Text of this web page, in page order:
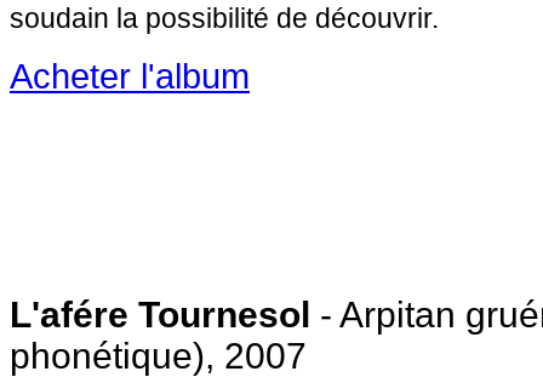
soudain la possibilité de découvrir.
Acheter l'album
L'afére Tournesol - Arpitan
phonétique), 2007